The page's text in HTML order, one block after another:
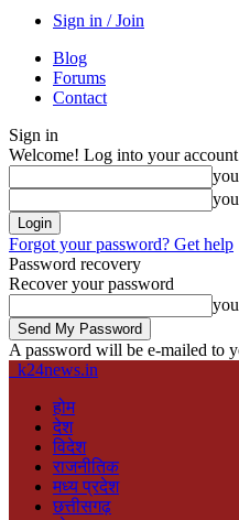
Sign in / Join
Blog
Forums
Contact
Sign in
Welcome! Log into your account
Forgot your password? Get help
Password recovery
Recover your password
A password will be e-mailed to
k24news.in
होम
देश
विदेश
राजनीतिक
मध्य प्रदेश
छत्तीसगढ़